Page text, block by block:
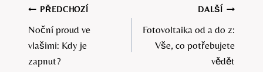
Navigace
pro
příspěvek
PŘEDCHOZÍ
Noční proud ve
vlašimi: Kdy je
zapnut?
DALŠÍ
Fotovoltaika od a do z:
Vše, co potřebujete
vědět